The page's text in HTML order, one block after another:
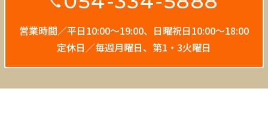
営業時間／平日10:00〜19:00、 日曜祝日10:00〜18:00
定休日／毎週月曜日、第1・3火曜日